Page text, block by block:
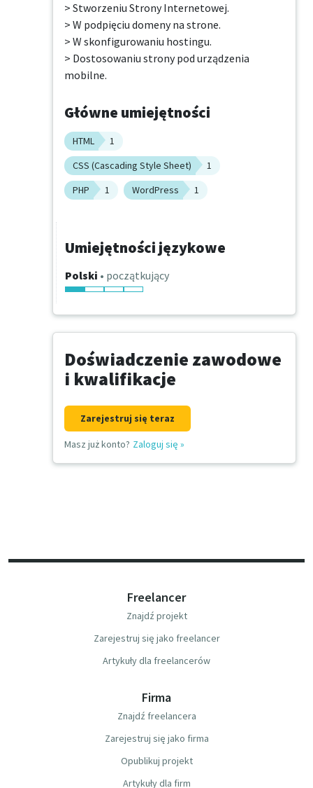
> Stworzeniu Strony Internetowej.
> W podpięciu domeny na strone.
> W skonfigurowaniu hostingu.
> Dostosowaniu strony pod urządzenia
mobilne.
Główne umiejętności
HTML
1
CSS (Cascading Style Sheet)
1
PHP
1 WordPress 1
Umiejętności językowe
Polski • początkujący
Doświadczenie zawodowe
i kwalifikacje
Zarejestruj się teraz
Masz już konto? Zaloguj się »
Freelancer
Znajdź projekt
Zarejestruj się jako freelancer
Artykuły dla freelancerów
Firma
Znajdź freelancera
Zarejestruj się jako firma
Opublikuj projekt
Artykuły dla firm